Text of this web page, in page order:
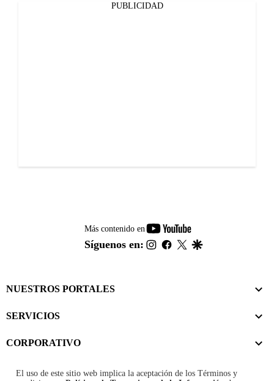
PUBLICIDAD
Más contenido en
youtube-
footer
Síguenos en: instagram
facebook
twitter
NUESTROS PORTALES
SERVICIOS
CORPORATIVO
El uso de este sitio web implica la aceptación de los Términos y